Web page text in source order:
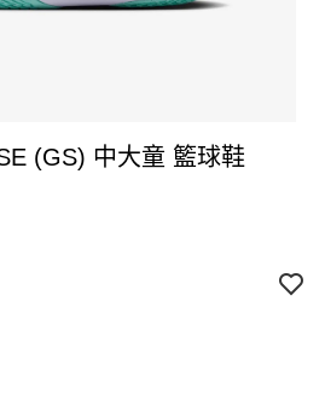
(GS) 中大童 籃球鞋